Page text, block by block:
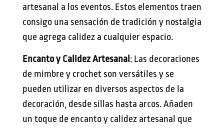
artesanal a los eventos. Estos elementos traen
consigo una sensación de tradición y nostalgia
que agrega calidez a cualquier espacio.
Encanto y Calidez Artesanal : Las decoraciones
de mimbre y crochet son versátiles y se
pueden utilizar en diversos aspectos de la
decoración, desde sillas hasta arcos. Añaden
un toque de encanto y calidez artesanal que